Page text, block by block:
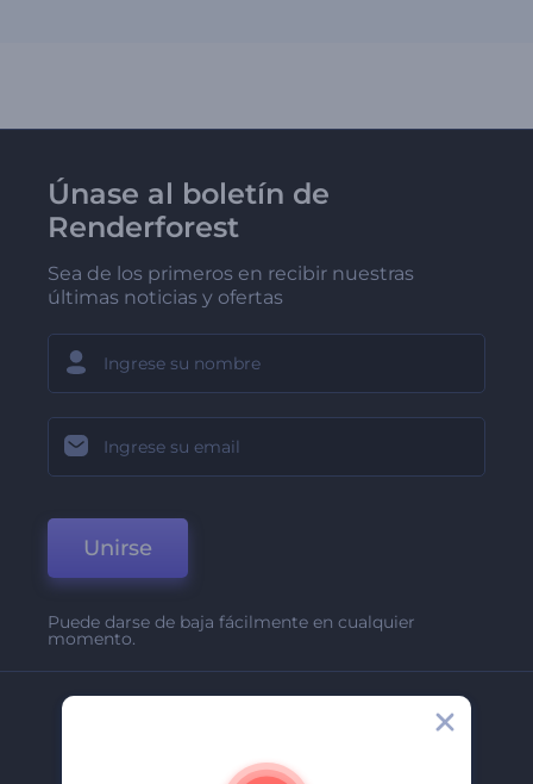
Únase al boletín de
Renderforest
Sea de los primeros en recibir nuestras
últimas noticias y ofertas
Unirse
Puede darse de baja fácilmente en cualquier
momento.